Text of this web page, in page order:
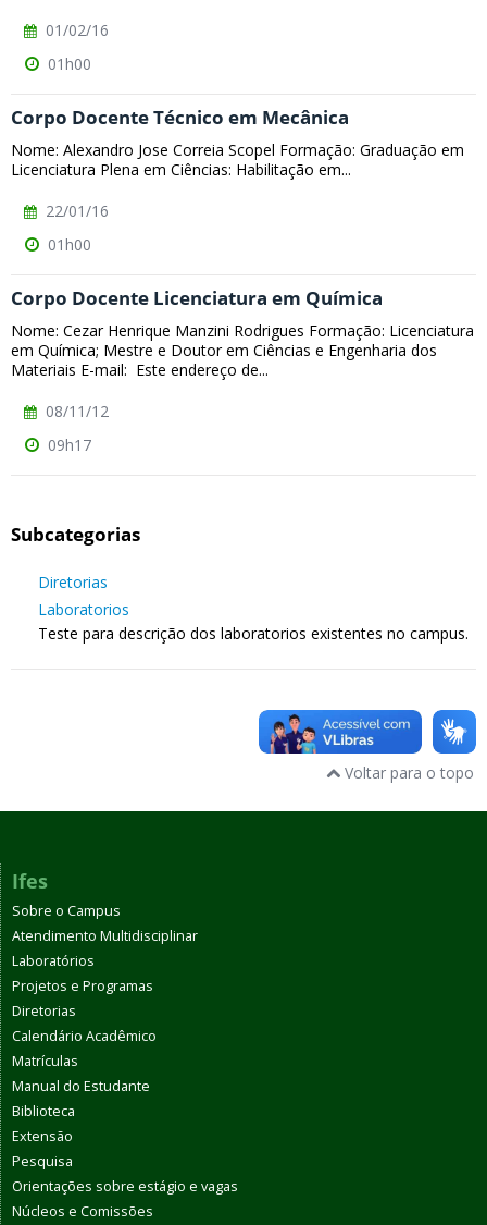
01/02/16
01h00
Corpo Docente Técnico em Mecânica
Nome: Alexandro Jose Correia Scopel Formação: Graduação em
Licenciatura Plena em Ciências: Habilitação em...
22/01/16
01h00
Corpo Docente Licenciatura em Química
Nome: Cezar Henrique Manzini Rodrigues Formação: Licenciatura
em Química; Mestre e Doutor em Ciências e Engenharia dos
Materiais E-mail: Este endereço de...
08/11/12
09h17
Subcategorias
Diretorias
Laboratorios
Teste para descrição dos laboratorios existentes no campus.
Voltar para o topo
Ifes
Sobre o Campus
Atendimento Multidisciplinar
Laboratórios
Projetos e Programas
Diretorias
Calendário Acadêmico
Matrículas
Manual do Estudante
Biblioteca
Extensão
Pesquisa
Orientações sobre estágio e vagas
Núcleos e Comissões